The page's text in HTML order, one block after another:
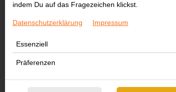
JETZT
indem Du auf das Fragezeichen klickst.
Datenschutzerklärung Impressum
Essenziell
Präferenzen